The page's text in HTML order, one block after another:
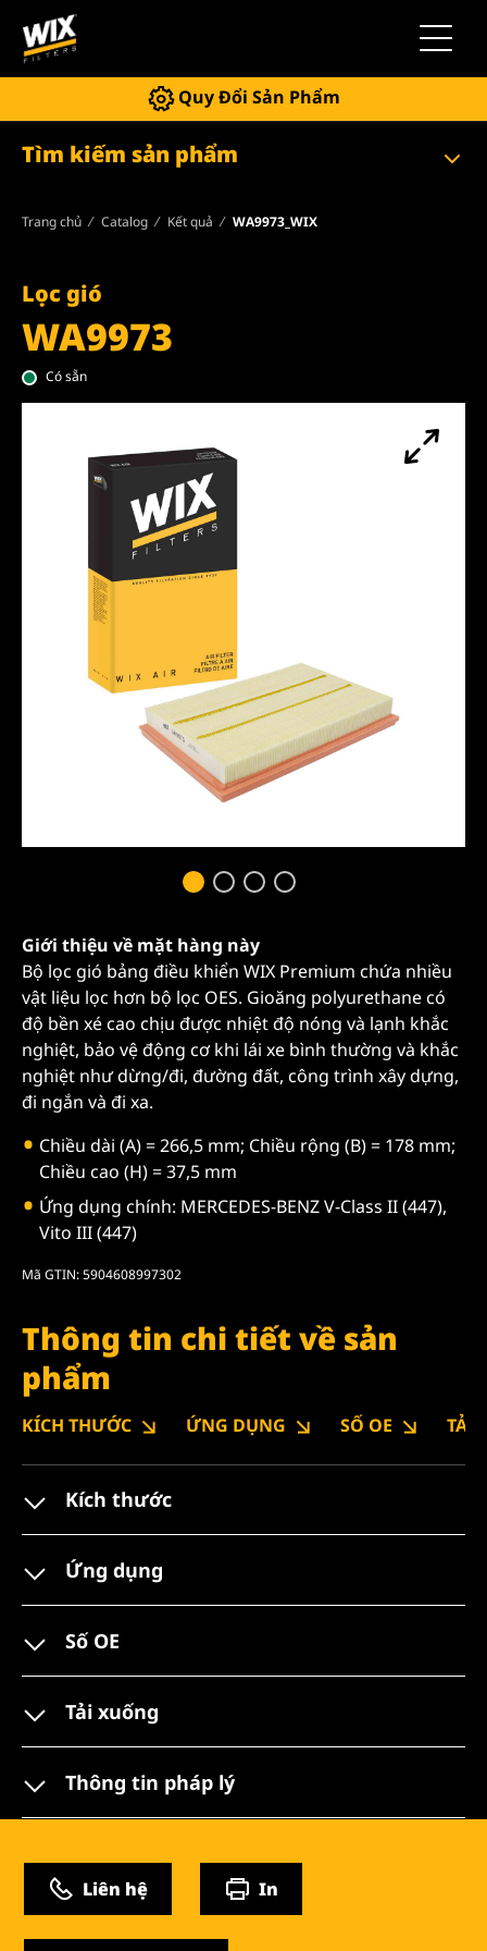
Quy Đổi Sản Phẩm
Tìm kiếm sản phẩm
Trang chủ Catalog Kết quả WA9973_WIX
Lọc gió
WA9973
Có sẵn
Giới thiệu về mặt hàng này
Bộ lọc gió bảng điều khiển WIX Premium chứa nhiều
vật liệu lọc hơn bộ lọc OES. Gioăng polyurethane có
độ bền xé cao chịu được nhiệt độ nóng và lạnh khắc
nghiệt, bảo vệ động cơ khi lái xe bình thường và khắc
nghiệt như dừng/đi, đường đất, công trình xây dựng,
đi ngắn và đi xa.
Chiều dài (A) = 266,5 mm; Chiều rộng (B) = 178 mm;
Chiều cao (H) = 37,5 mm
Ứng dụng chính: MERCEDES-BENZ V-Class II (447),
Vito III (447)
Mã GTIN: 5904608997302
Thông tin chi tiết về sản
phẩm
KÍCH THƯỚC ỨNG DỤNG SỐ OE TẢI
Kích thước
Ứng dụng
Số OE
Tải xuống
Thông tin pháp lý
Liên hệ In